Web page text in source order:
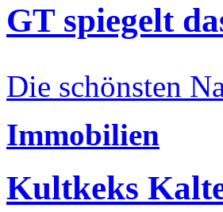
GT spiegelt
Die schönsten
Immobilien
Kultkeks